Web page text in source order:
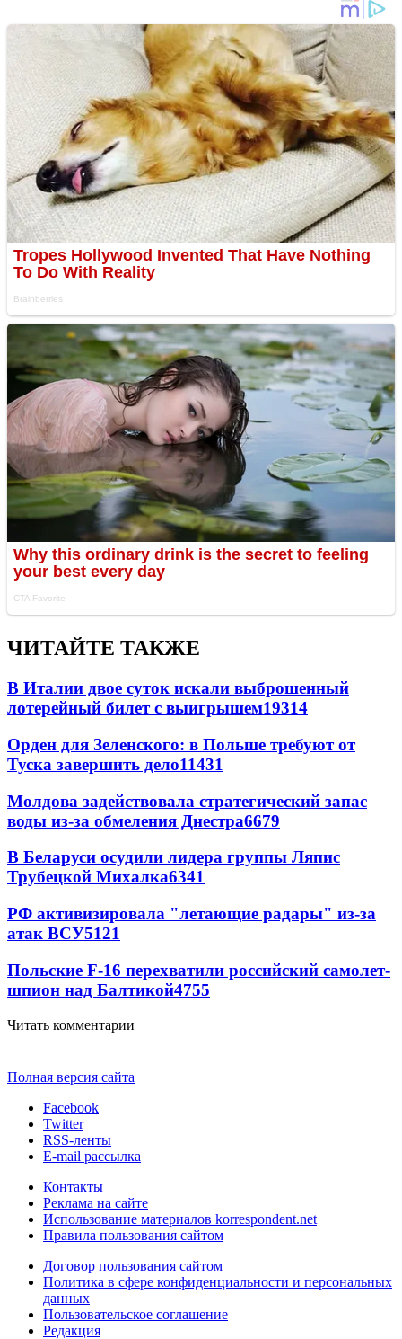
ЧИТАЙТЕ ТАКЖЕ
В Италии двое суток искали выброшенный
лотерейный билет с выигрышем19314
Орден для Зеленского: в Польше требуют от
Туска завершить дело11431
Молдова задействовала стратегический запас
воды из-за обмеления Днестра6679
В Беларуси осудили лидера группы Ляпис
Трубецкой Михалка6341
РФ активизировала "летающие радары" из-за
атак ВСУ5121
Польские F-16 перехватили российский самолет-
шпион над Балтикой4755
Читать комментарии
Полная версия сайта
Facebook
Twitter
RSS-ленты
E-mail рассылка
Контакты
Реклама на сайте
Использование материалов korrespondent.net
Правила пользования сайтом
Договор пользования сайтом
Политика в сфере конфиденциальности и персональных
данных
Пользовательское соглашение
Редакция